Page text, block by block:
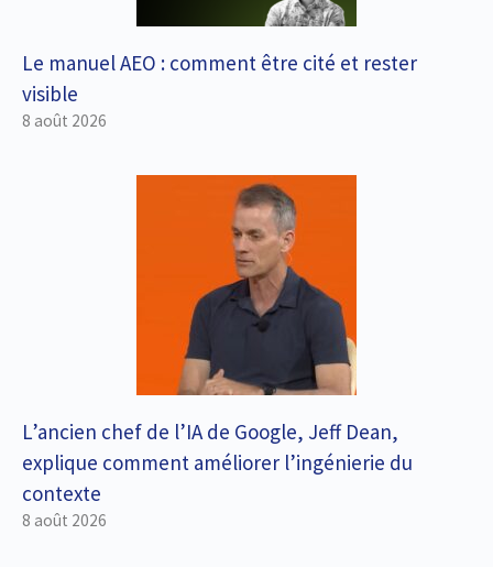
Le manuel AEO : comment être cité et rester
visible
8 août 2026
L’ancien chef de l’IA de Google, Jeff Dean,
explique comment améliorer l’ingénierie du
contexte
8 août 2026